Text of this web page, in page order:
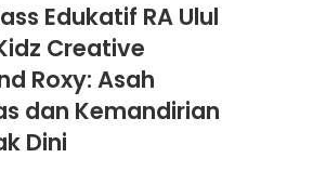
Edukatif RA Ulul
Creative
Roxy: Asah
dan Kemandirian
Dini